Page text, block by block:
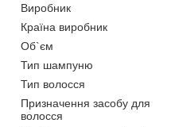
Виробник
Країна виробник
Об`єм
Тип шампуню
Тип волосся
Призначення засобу для
волосся